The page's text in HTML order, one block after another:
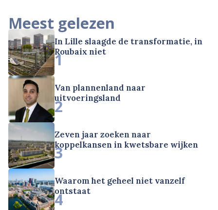
Meest gelezen
In Lille slaagde de transformatie, in
Roubaix niet
1
Van plannenland naar
uitvoeringsland
2
Zeven jaar zoeken naar
koppelkansen in kwetsbare wijken
3
Waarom het geheel niet vanzelf
ontstaat
4